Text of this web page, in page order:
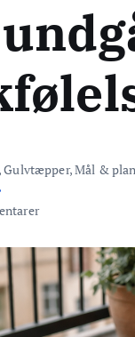
Gulvtæpper,Mål &